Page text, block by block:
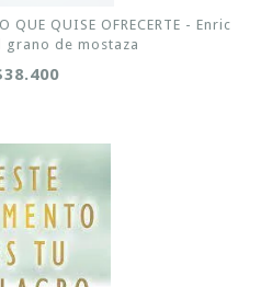
QUE QUISE OFRECERTE - Enric
grano de mostaza